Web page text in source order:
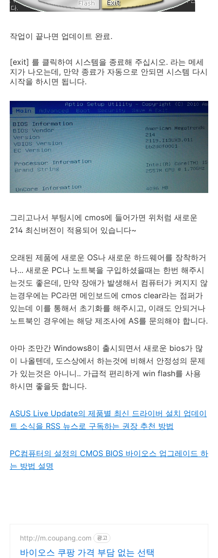
작업이 끝나면 업데이트 완료.
[exit] 를 클릭하여 시스템을 종료해 주십시오. 라는 메세
지가 나오는데, 만약 종료가 자동으로 안되면 시스템 다시
시작을 하시면 됩니다.
그리고나서 부팅시에 cmos에 들어가면 위처럼 새로운
214 최신버전이 적용되어 있습니다~
오래된 제품에 새로운 OS나 새로운 하드웨어를 장착하거
나... 새로운 PC나 노트북을 구입하셨을때는 한번 해주시
는것도 좋은데, 만약 장애가 발생해서 컴퓨터가 켜지지 않
는경우에는 PC라면 메인보드에 cmos clear라는 점퍼가
있는데 이를 통해서 초기화를 해주시고, 이래도 안되거나
노트북인 경우에는 해당 제조사에 AS를 문의해야 합니다.
아마 조만간 Windows8이 출시되면서 새로운 bios가 많
이 나올텐데, 도스상에서 하는것에 비해서 안정성의 문제
가 있는것은 아니니.. 가급적 편리하게 win flash를 사용
하시면 좋을듯 합니다.
ASUS Live Update의 제품별 최신 드라이버 설치 업데이
트 소식을 RSS 뉴스로 구독하는 권장 추천 방법
PC컴퓨터의 설정의 CMOS BIOS 바이오스 업그레이드 하
는 방법 설명
http://m.coupang.com 광고
바이오스 쿠팡 가격 부담 없는 선택